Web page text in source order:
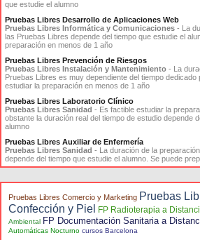
que estudie el alumno
Pruebas Libres Desarrollo de Aplicaciones Web
Pruebas Libres Informática y Comunicaciones - La
las Pruebas Libres depende del tiempo que estudie el
preparación en menos de 1 año
Pruebas Libres Prevención de Riesgos
Pruebas Libres Instalación y Mantenimiento - La
Pruebas Libres es muy dependiente del tiempo dedicado
estudiar la preparación en menos de 1 año
Pruebas Libres Laboratorio Clínico
Pruebas Libres Sanidad - Es factible estudiar la
obstante la duración real del tiempo de estudio depende
alumno
Pruebas Libres Auxiliar de Enfermería
Pruebas Libres Sanidad - La duración de la
depende del tiempo que estudie el alumno. Se puede
Pruebas Libres Comercio y Marketing Pruebas
Confección y Piel
FP Radioterapia a
Ambiental FP Documentación Sanitaria a
Automáticas Nocturno cursos Barcelona